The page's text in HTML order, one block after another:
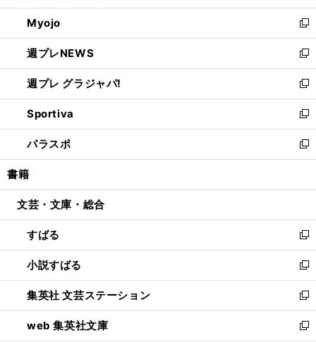
開
く
ウ
で
開
く
ン
ド
ウ
で
開
く
ウ
ィ
ン
ド
ウ
で
開
く
Myojo
新
し
い
ウ
ィ
ン
ド
ウ
で
開
週プレNEWS
新
し
い
ウ
ィ
ン
ド
ウ
開
週プレ グラジャパ!
新
し
い
ウ
ィ
ン
ウ
開
く
Sportiva
新
し
い
ウ
ン
ウ
で
開
く
パラスポ
新
し
ウ
ン
ド
ウ
で
開
く
書籍
文芸・文庫・総合
すばる
新
し
い
ウ
ィ
ン
ド
小説すばる
新
し
い
ウ
ィ
集英社 文芸ステーション
新
し
い
web 集英社文庫
新